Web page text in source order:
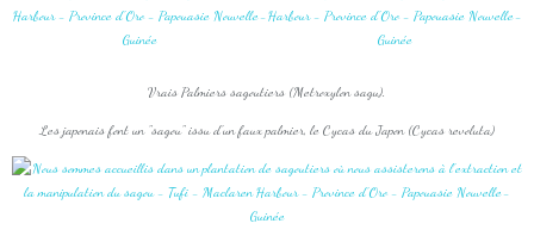
Vrais Palmiers sagoutiers (Metroxylon sagu).
Les japonais font un "sagou" issu d'un faux palmier, le Cycas du Japon (Cycas revoluta)